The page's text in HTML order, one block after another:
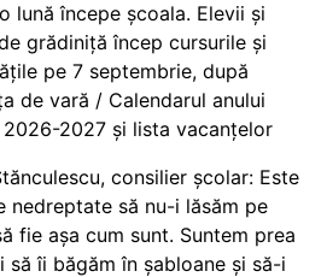
lună începe școala. Elevii și
grădiniță încep cursurile și
pe 7 septembrie, după
de vară / Calendarul anului
2027 și lista vacanțelor
consilier școlar: Este
nedreptate să nu-i lăsăm pe
fie așa cum sunt. Suntem prea
să îi băgăm în șabloane și să-i